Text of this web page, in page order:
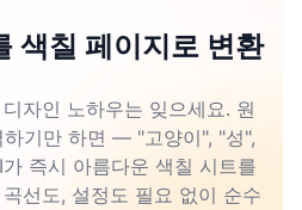
색칠 페이지로 변환
자인 노하우는 잊으세요. 원
기만 하면 — "고양이", "성",
즉시 아름다운 색칠 시트를
선도, 설정도 필요 없이 순수